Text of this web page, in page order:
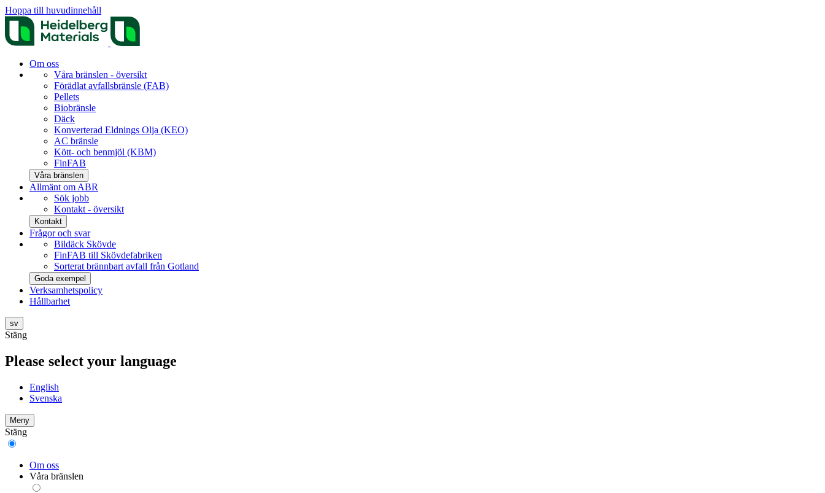
Hoppa till huvudinnehåll
Om oss
Våra bränslen - översikt
Förädlat avfallsbränsle (FAB)
Pellets
Biobränsle
Däck
Konverterad Eldnings Olja (KEO)
AC bränsle
Kött- och benmjöl (KBM)
FinFAB
Våra bränslen
Allmänt om ABR
Sök jobb
Kontakt - översikt
Kontakt
Frågor och svar
Bildäck Skövde
FinFAB till Skövdefabriken
Sorterat brännbart avfall från Gotland
Goda exempel
Verksamhetspolicy
Hållbarhet
sv
Stäng
Please select your language
English
Svenska
Meny
Stäng
Om oss
Våra bränslen